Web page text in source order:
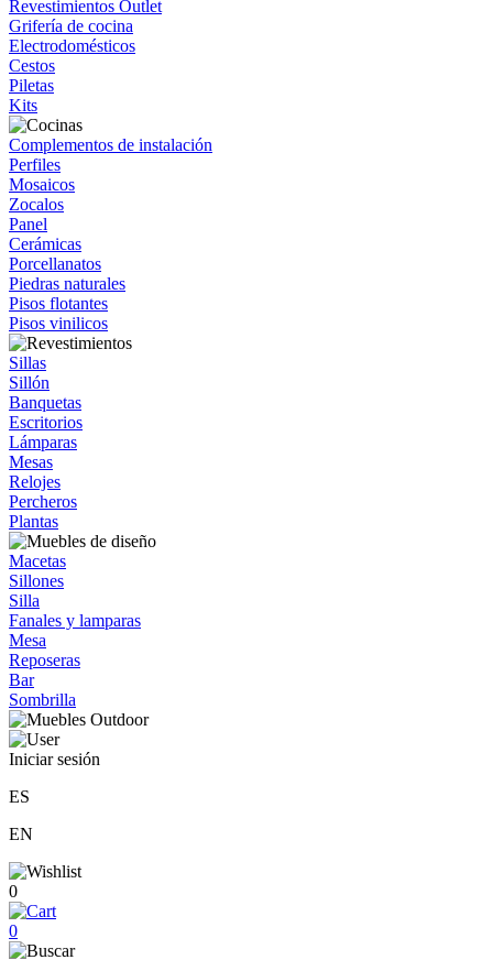
Revestimientos Outlet
Grifería de cocina
Electrodomésticos
Cestos
Piletas
Kits
Complementos de instalación
Perfiles
Mosaicos
Zocalos
Panel
Cerámicas
Porcellanatos
Piedras naturales
Pisos flotantes
Pisos vinilicos
Sillas
Sillón
Banquetas
Escritorios
Lámparas
Mesas
Relojes
Percheros
Plantas
Macetas
Sillones
Silla
Fanales y lamparas
Mesa
Reposeras
Bar
Sombrilla
Iniciar sesión
ES
EN
0
0